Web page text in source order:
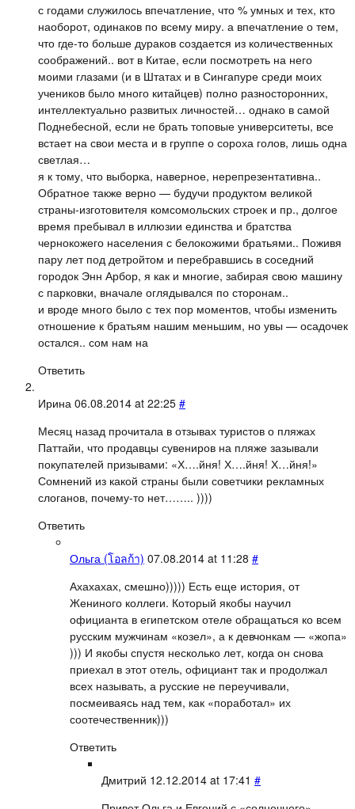
с годами служилось впечатление, что % умных и тех, кто
наоборот, одинаков по всему миру. а впечатление о тем,
что где-то больше дураков создается из количественных
соображений.. вот в Китае, если посмотреть на него
моими глазами (и в Штатах и в Сингапуре среди моих
учеников было много китайцев) полно разносторонних,
интеллектуально развитых личностей… однако в самой
Поднебесной, если не брать топовые университеты, все
встает на свои места и в группе о сороха голов, лишь одна
светлая…
я к тому, что выборка, наверное, нерепрезентативна..
Обратное также верно — будучи продуктом великой
страны-изготовителя комсомольских строек и пр., долгое
время пребывал в иллюзии единства и братства
чернокожего населения с белокожими братьями.. Поживя
пару лет под детройтом и перебравшись в соседний
городок Энн Арбор, я как и многие, забирая свою машину
с парковки, вначале оглядывался по сторонам..
и вроде много было с тех пор моментов, чтобы изменить
отношение к братьям нашим меньшим, но увы — осадочек
остался.. сом нам на
Ответить
Ирина 06.08.2014 at 22:25 #
Месяц назад прочитала в отзывах туристов о пляжах
Паттайи, что продавцы сувениров на пляже зазывали
покупателей призывами: «Х….йня! Х….йня! Х…йня!»
Сомнений из какой страны были советчики рекламных
слоганов, почему-то нет…….. ))))
Ответить
Ольга (โอลก้า) 07.08.2014 at 11:28 #
Ахахахах, смешно))))) Есть еще история, от
Жениного коллеги. Который якобы научил
официанта в египетском отеле обращаться ко всем
русским мужчинам «козел», а к девчонкам — «жопа»
))) И якобы спустя несколько лет, когда он снова
приехал в этот отель, официант так и продолжал
всех называть, а русские не переучивали,
посмеиваясь над тем, как «поработал» их
соотечественник)))
Ответить
Дмитрий 12.12.2014 at 17:41 #